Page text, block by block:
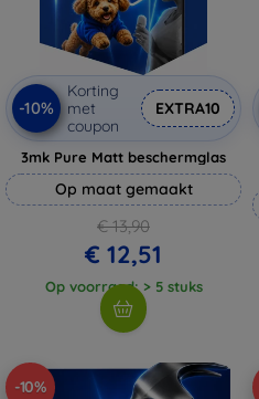
-10%
Korting
met
coupon
EXTRA10
3mk Pure Matt beschermglas
Op maat gemaakt
€ 13,90
€ 12,51
Op voorraad: > 5 stuks
-10%